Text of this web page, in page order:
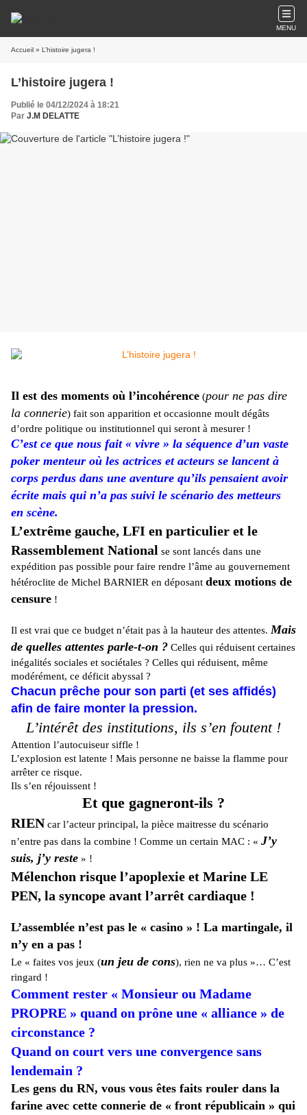
MENU
Accueil » L’histoire jugera !
L’histoire jugera !
Publié le 04/12/2024 à 18:21
Par J.M DELATTE
Il est des moments où l’incohérence (pour ne pas dire
la connerie) fait son apparition et occasionne moult dégâts
d’ordre politique ou institutionnel qui seront à mesurer !
C’est ce que nous fait « vivre » la séquence d’un vaste
poker menteur où les actrices et acteurs se lancent à
corps perdus dans une aventure qu’ils pensaient avoir
écrite mais qui n’a pas suivi le scénario des metteurs
en scène.
L’extrême gauche, LFI en particulier et le
Rassemblement National se sont lancés dans une
expédition pas possible pour faire rendre l’âme au gouvernement
hétéroclite de Michel BARNIER en déposant deux motions de
censure !
Il est vrai que ce budget n’était pas à la hauteur des attentes. Mais
de quelles attentes parle-t-on ? Celles qui réduisent certaines
inégalités sociales et sociétales ? Celles qui réduisent, même
modérément, ce déficit abyssal ?
Chacun prêche pour son parti (et ses affidés)
afin de faire monter la pression.
L’intérêt des institutions, ils s’en foutent !
Attention l’autocuiseur siffle !
L’explosion est latente ! Mais personne ne baisse la flamme pour
arrêter ce risque.
Ils s’en réjouissent !
Et que gagneront-ils ?
RIEN car l’acteur principal, la pièce maitresse du scénario
n’entre pas dans la combine ! Comme un certain MAC : « J’y
suis, j’y reste » !
Mélenchon risque l’apoplexie et Marine LE
PEN, la syncope avant l’arrêt cardiaque !
L’assemblée n’est pas le « casino » ! La martingale, il
n’y en a pas !
Le « faites vos jeux (un jeu de cons), rien ne va plus »… C’est
ringard !
Comment rester « Monsieur ou Madame
PROPRE » quand on prône une « alliance » de
circonstance ?
Quand on court vers une convergence sans
lendemain ?
Les gens du RN, vous vous êtes faits rouler dans la
farine avec cette connerie de « front républicain » qui